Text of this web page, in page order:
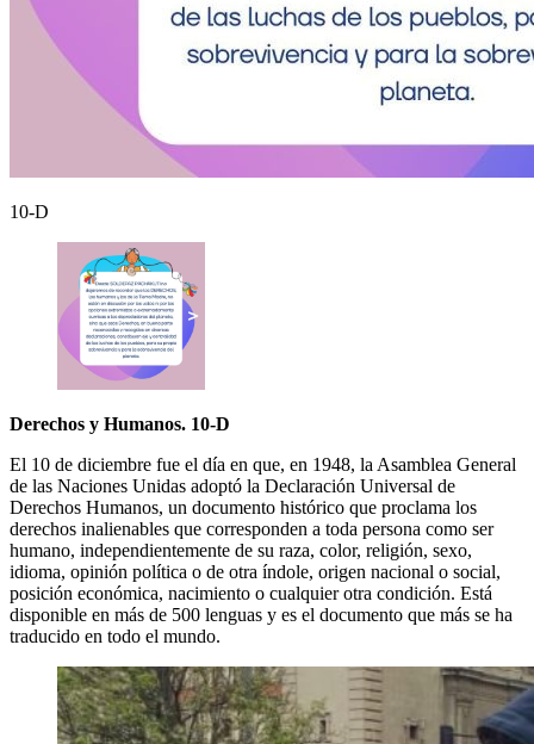
10-D
Derechos y Humanos. 10-D
El 10 de diciembre fue el día en que, en 1948, la Asamblea General
de las Naciones Unidas adoptó la Declaración Universal de
Derechos Humanos, un documento histórico que proclama los
derechos inalienables que corresponden a toda persona como ser
humano, independientemente de su raza, color, religión, sexo,
idioma, opinión política o de otra índole, origen nacional o social,
posición económica, nacimiento o cualquier otra condición. Está
disponible en más de 500 lenguas y es el documento que más se ha
traducido en todo el mundo.